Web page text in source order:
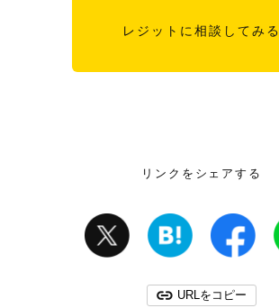
レジットに相談してみる
リンクをシェアする
URLをコピー